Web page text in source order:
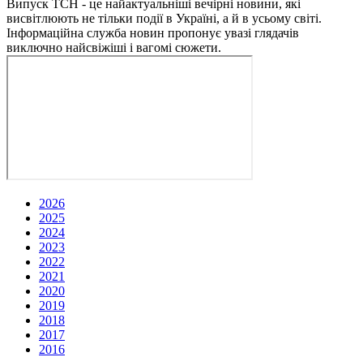
Випуск ТСН - це найактуальніші вечірні новини, які
висвітлюють не тільки події в Україні, а й в усьому світі.
Інформаційна служба новин пропонує увазі глядачів
виключно найсвіжіші і вагомі сюжети.
2026
2025
2024
2023
2022
2021
2020
2019
2018
2017
2016